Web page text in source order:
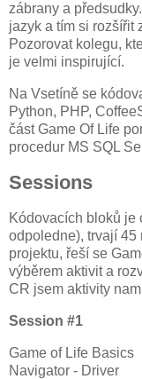
zábrany a
jazyk a tím si rozšířit
Pozorovat kolegu,
je velmi inspirující.
Na Vsetíně se
Python, PHP,
část Game Of Life
procedur MS SQL
Sessions
Kódovacích bloků je
odpoledne), trvají 45
projektu, řeší se
výběrem aktivit a
CR jsem aktivity
Session #1
Game of Life Basics
Navigator - Driver